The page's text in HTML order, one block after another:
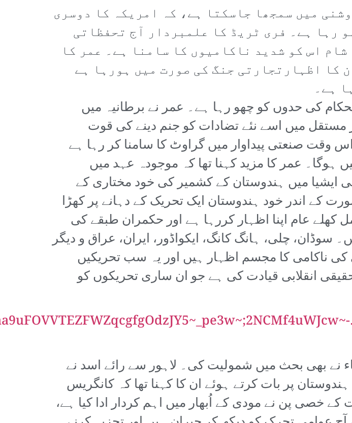
میں سمجھا جاسکتا ہے، کہ امریکہ کا دوسری
رہا ہے۔ فری ٹریڈ کا علمبردار آج تحفظاتی
اس کو شدید ناکامیوں کا سامنا ہے۔ عمر کا
کا اظہارتجارتی جنگ کی صورت میں ہورہا ہے
ہے۔
کی حدوں کو چھو رہا ہے۔ عمر نے برطانیہ میں
میں اسے نئے تضادات کو جنم دینے کی قوت
وقت صنعتی پیداوار میں گراوٹ کا سامنا کر رہا ہے
ہوگا۔ عمر کا مزید کہنا تھا کہ موجودہ عہد میں
ایشیا میں ہندوستان کے کشمیر کی خود مختاری کے
اندر خود ہندوستان ایک تحریک کے دہانے پر کھڑا
عام اپنا اظہار کررہا ہے اور حکمران طبقے کی
چلی، ہانگ کانگ، ایکواڈور، ایران، عراق و دیگر
کی ناکامی کا مجسم اظہار ہیں اور یہ سب تحریکیں
انقلابی قیادت کی ہے جو ان ساری تحریکوں کو
نے بھی بحث میں شمولیت کی۔ لاہور سے رائے اسد نے
پر بات کرتے ہوئے ان کا کہنا تھا کہ کانگریس
کے خصی پن نے مودی کے اُبھار میں اہم کردار ادا کیا ہے،